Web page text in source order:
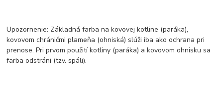
Upozornenie: Základná farba na kovovej kotline (paráka),
kovovom chráničmi plameňa (ohniská) slúži iba ako ochrana pri
prenose. Pri prvom použití kotliny (paráka) a kovovom ohnisku sa
farba odstráni (tzv. spáli).